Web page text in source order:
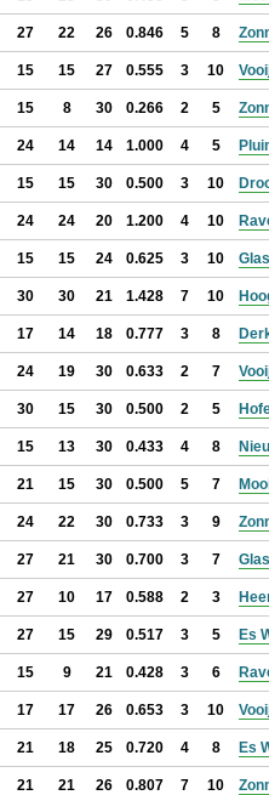
27 22 26 0.846 5 8
15 15 27 0.555 3 10
15 8 30 0.266 2 5
24 14 14 1.000 4 5
15 15 30 0.500 3 10
24 24 20 1.200 4 10
15 15 24 0.625 3 10
30 30 21 1.428 7 10
17 14 18 0.777 3 8
24 19 30 0.633 2 7
30 15 30 0.500 2 5
15 13 30 0.433 4 8
21 15 30 0.500 5 7
24 22 30 0.733 3 9
27 21 30 0.700 3 7
27 10 17 0.588 2 3
27 15 29 0.517 3 5 Es
15 9 21 0.428 3 6
17 17 26 0.653 3 10
21 18 25 0.720 4 8 Es
21 21 26 0.807 7 10